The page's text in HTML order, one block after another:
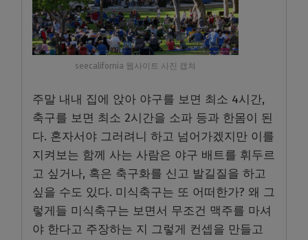
seecalifornia 웹사이트 사진 캡쳐
주말 내내 집에 앉아 야구를 보면 최소 4시간,
축구를 보면 최소 2시간을 소파 등과 한몸이 된
다. 혼자서야 그러려니 하고 넘어가겠지만 이를
지켜보는 함께 사는 사람은 야구 배트를 휘두르
고 싶거나, 혹은 축구화를 신고 발길질을 하고
싶을 수도 있다. 미식축구는 또 어떠한가? 왜 그
렇게들 미식축구는 보면서 무조건 맥주를 마셔
야 한다고 주장하는 지 그렇게 컨셉을 만들고